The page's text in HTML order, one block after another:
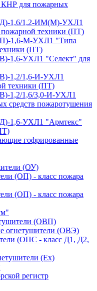
КНР для пожарных
1,6/1,2-ИМ(M)-УХЛ1
техники (ПТ)
1,6-М-УХЛ1 "Типа
(ПТ)
1,6-УХЛ1 "Селект" для
1,2/1,6-И-УХЛ1
техники (ПТ)
1,2/1,6/3,0-И-УХЛ1
средств пожаротушения
1,6-УХЛ1 "Армтекс"
гофрированные
(ОУ)
(ОП) - класс пожара
(ОП) - класс пожара
(ОВП)
огнетушители (ОВЭ)
(ОПС - класс Д1, Д2,
(Ex)
регистр